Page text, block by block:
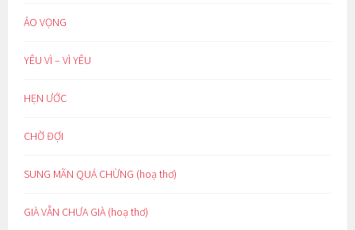
ẢO VỌNG
YÊU VÌ – VÌ YÊU
HẸN ƯỚC
CHỜ ĐỢI
SUNG MÃN QUÁ CHỪNG (hoạ thơ)
GIÀ VẪN CHƯA GIÀ (hoạ thơ)